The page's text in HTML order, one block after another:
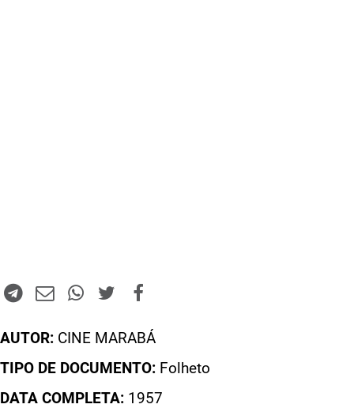
AUTOR: CINE MARABÁ
TIPO DE DOCUMENTO: Folheto
DATA COMPLETA: 1957